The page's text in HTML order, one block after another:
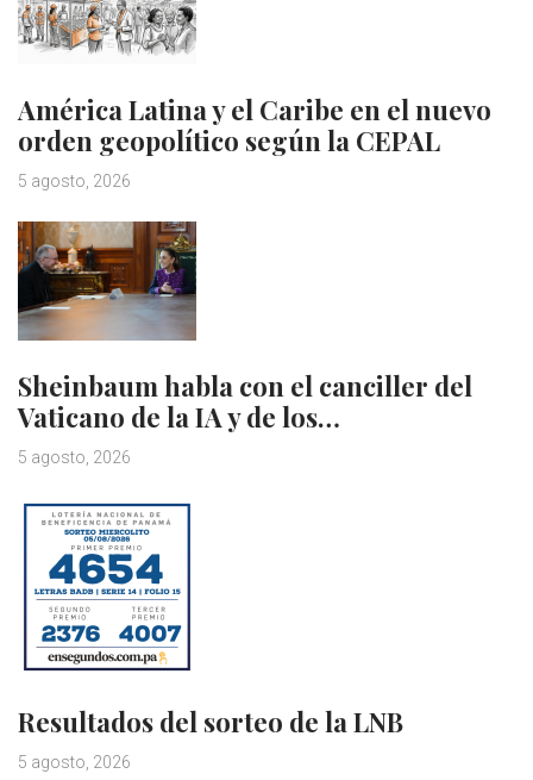
América Latina y el Caribe en el nuevo
orden geopolítico según la CEPAL
5 agosto, 2026
Sheinbaum habla con el canciller del
Vaticano de la IA y de los…
5 agosto, 2026
Resultados del sorteo de la LNB
5 agosto, 2026